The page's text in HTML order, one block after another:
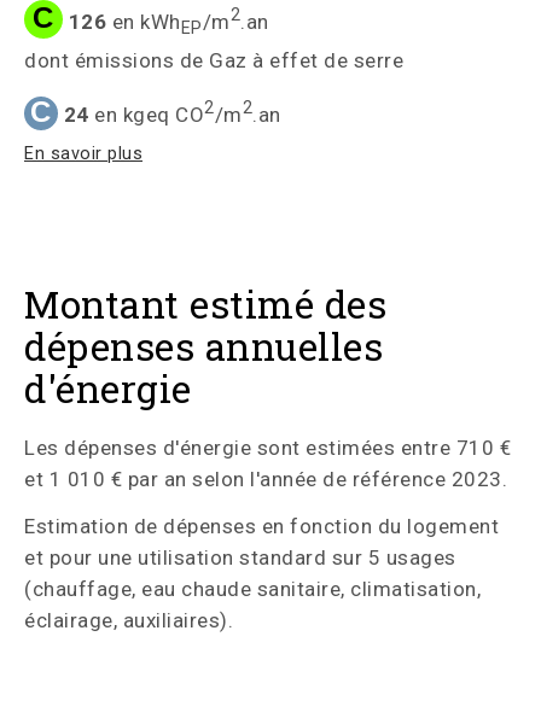
C 126 en kWhEP/m2.an
dont émissions de Gaz à effet de serre
C 24 en kgeq CO2/m2.an
En savoir plus
Montant estimé des
dépenses annuelles
d'énergie
Les dépenses d'énergie sont estimées entre 710 €
et 1 010 € par an selon l'année de référence 2023.
Estimation de dépenses en fonction du logement
et pour une utilisation standard sur 5 usages
(chauffage, eau chaude sanitaire, climatisation,
éclairage, auxiliaires).